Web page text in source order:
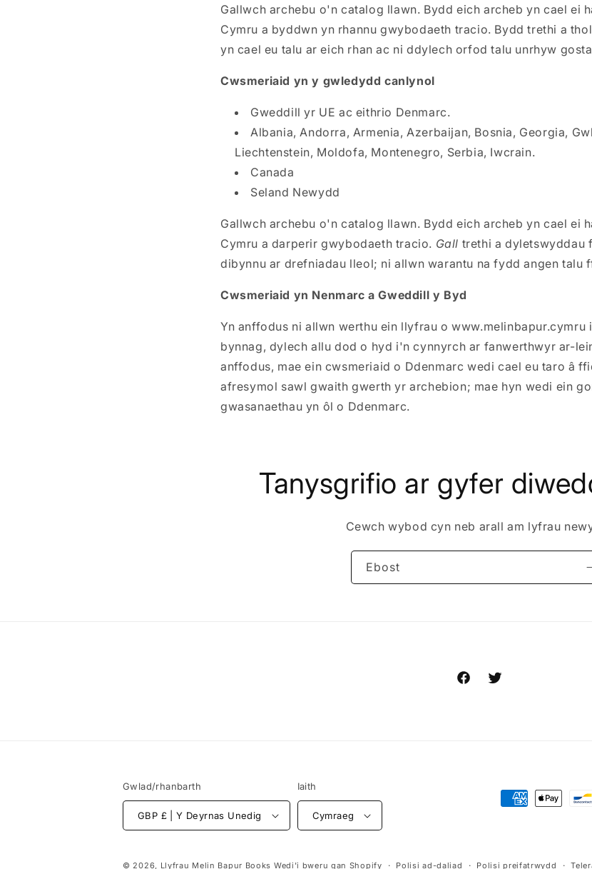
Gallwch archebu o'n catalog llawn. Bydd eich archeb yn cael ei
Cymru a byddwn yn rhannu gwybodaeth tracio. Bydd trethi a
yn cael eu talu ar eich rhan ac ni ddylech orfod talu unrhyw
Cwsmeriaid yn y gwledydd canlynol
Gweddill yr UE ac eithrio Denmarc.
Albania, Andorra, Armenia, Azerbaijan, Bosnia, Georgia,
Liechtenstein, Moldofa, Montenegro, Serbia, Iwcrain.
Canada
Seland Newydd
Gallwch archebu o'n catalog llawn. Bydd eich archeb yn cael ei
Cymru a darperir gwybodaeth tracio. Gall trethi a dyletswyddau
dibynnu ar drefniadau lleol; ni allwn warantu na fydd angen talu
Cwsmeriaid yn Nenmarc a Gweddill y Byd
Yn anffodus ni allwn werthu ein llyfrau o
bynnag, dylech allu dod o hyd i'n cynnyrch ar fanwerthwyr ar-
anffodus, mae ein cwsmeriaid o Ddenmarc wedi cael eu taro â
afresymol sawl gwaith gwerth yr archebion; mae hyn wedi ein
gwasanaethau yn ôl o Ddenmarc.
Tanysgrifio ar gyfer
Cewch wybod cyn neb arall am lyfrau
Ebost
FacebookTrydar
Gwlad/rhanbarth
GBP £ | Y Deyrnas Unedig
Iaith
Cymraeg
Dulliau
© 2026, Llyfrau Melin Bapur Books Wedi'i bweru gan Shopify Polisi ad-daliad Polisi preifatrwydd